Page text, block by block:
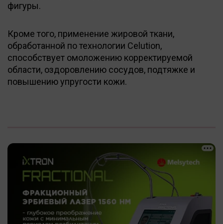
фигуры.
Кроме того, применение жировой ткани,
обработанной по технологии Celution,
способствует омоложению корректируемой
области, оздоровлению сосудов, подтяжке и
повышению упругости кожи.